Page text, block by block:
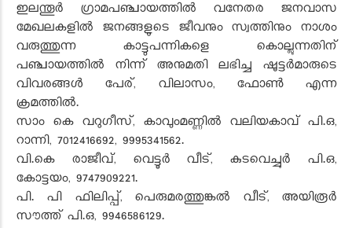
ഇലന്തൂര്‍ ഗ്രാമപഞ്ചായത്തില്‍ വനേതര ജനവാസ
മേഖലകളില്‍ ജനങ്ങളുടെ ജീവനും സ്വത്തിനും നാശം
വരുത്തുന്ന കാട്ടുപന്നികളെ കൊല്ലുന്നതിന്
പഞ്ചായത്തില്‍ നിന്ന് അനുമതി ലഭിച്ച ഷൂട്ടര്‍മാരുടെ
വിവരങ്ങള്‍ പേര്, വിലാസം, ഫോണ്‍ എന്ന
ക്രമത്തില്‍.
സാം കെ വറുഗീസ്, കാവുംമണ്ണില്‍ വലിയകാവ് പി.ഒ,
റാന്നി, 7012416692, 9995341562.
വി.കെ രാജീവ്, വെട്ടൂര്‍ വീട്, കുടവെച്ചൂര്‍ പി.ഒ,
കോട്ടയം, 9747909221.
പി. പി ഫിലിപ്പ്, പെരുമരത്തുങ്കല്‍ വീട്, അയിരൂര്‍
സൗത്ത് പി.ഒ, 9946586129.